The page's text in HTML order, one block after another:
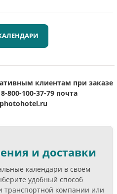
клиентам при заказе
800-100-37-79 почта
и доставки
календари в своём
удобный способ
транспортной компании или